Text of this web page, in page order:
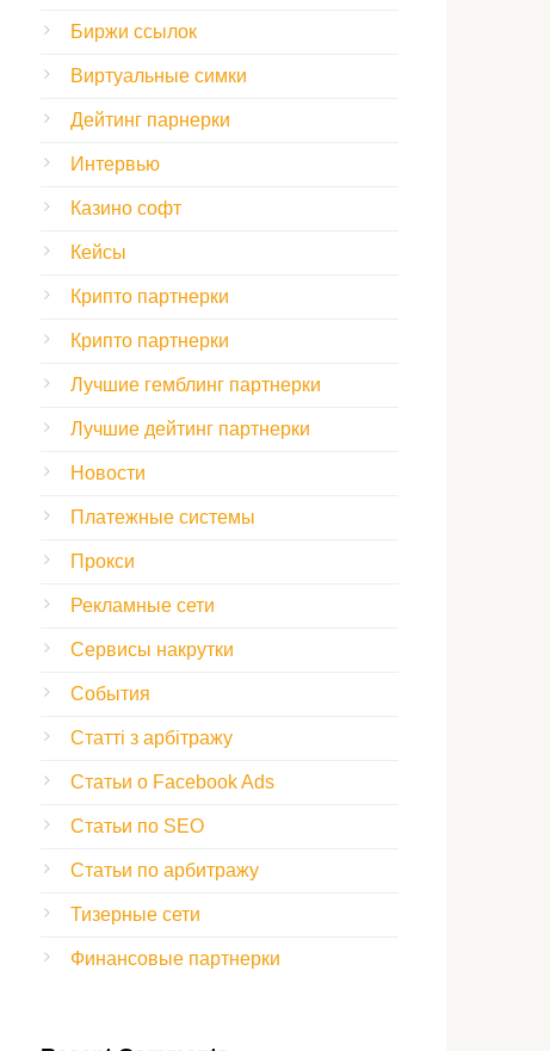
Биржи ссылок
Виртуальные симки
Дейтинг парнерки
Интервью
Казино софт
Кейсы
Крипто партнерки
Крипто партнерки
Лучшие гемблинг партнерки
Лучшие дейтинг партнерки
Новости
Платежные системы
Прокси
Рекламные сети
Сервисы накрутки
События
Статті з арбітражу
Статьи о Facebook Ads
Статьи по SEO
Статьи по арбитражу
Тизерные сети
Финансовые партнерки